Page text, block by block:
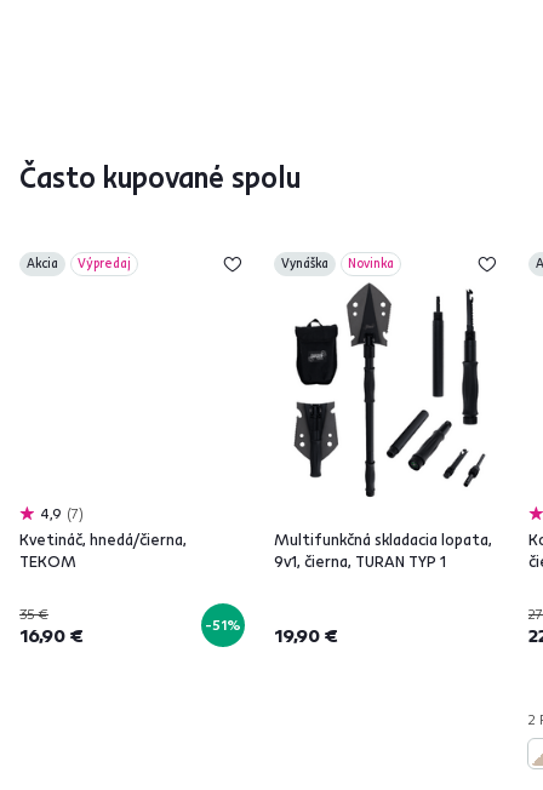
Často kupované spolu
Akcia Výpredaj
4,9 7
Kvetináč, hnedá/čierna,
TEKOM
35 €
16,90 € -51%
Vynáška Novinka
Multifunkčná skladacia lopata,
9v1, čierna, TURAN TYP 1
19,90 €
2